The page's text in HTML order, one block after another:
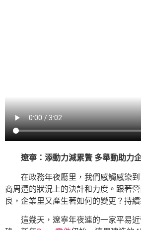
遼寧：添動力減累贅 多舉動助力
在政務年夜廳里，我們感觸感染
商周遭的狀況上的決計和力度。跟著
良，企業里又產生著如何的變更？持
這幾天，遼寧年夜連的一家平易